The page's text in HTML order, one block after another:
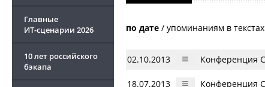
Главные
ИТ-сценарии 2026
10 лет российского
бэкапа
по дате / упоминаниям в текстах
02.10.2013 Конференция
18.07.2013 Конференция